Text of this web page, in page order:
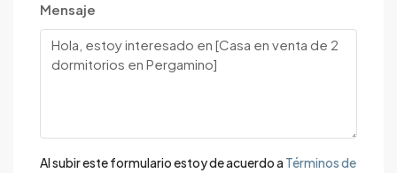
Mensaje
Al subir este formulario estoy de acuerdo a Términos de